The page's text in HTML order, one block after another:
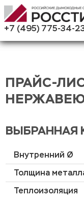
+7 (495) 775-34-
ПРАЙС-
ВЫБРАННАЯ
Внутренний Ø
Толщина
Теплоизоляция